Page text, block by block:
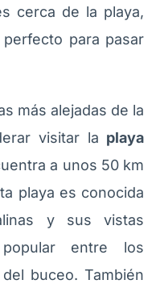
cerca de la playa,
para pasar
más alejadas de la
visitar la playa
a unos 50 km
playa es conocida
y sus vistas
entre los
buceo. También